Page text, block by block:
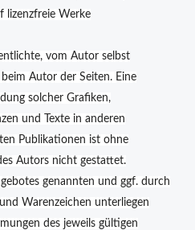
lizenzfreie Werke
vom Autor selbst
Autor der Seiten. Eine
solcher Grafiken,
und Texte in anderen
Publikationen ist ohne
Autors nicht gestattet.
genannten und ggf. durch
Warenzeichen unterliegen
des jeweils gültigen